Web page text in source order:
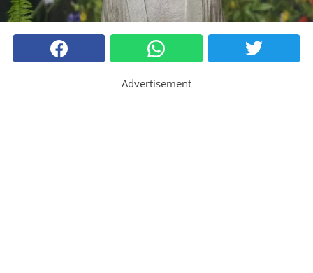
Advertisement